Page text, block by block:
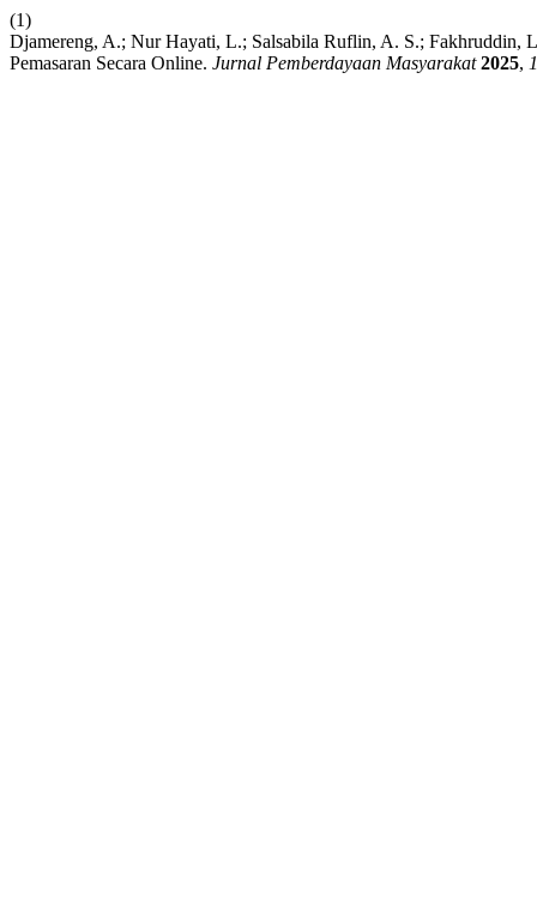
(1)
Djamereng, A.; Nur Hayati, L.; Salsabila Ruflin, A. S.; Fakhruddin,
Pemasaran Secara Online. Jurnal Pemberdayaan Masyarakat 2025,